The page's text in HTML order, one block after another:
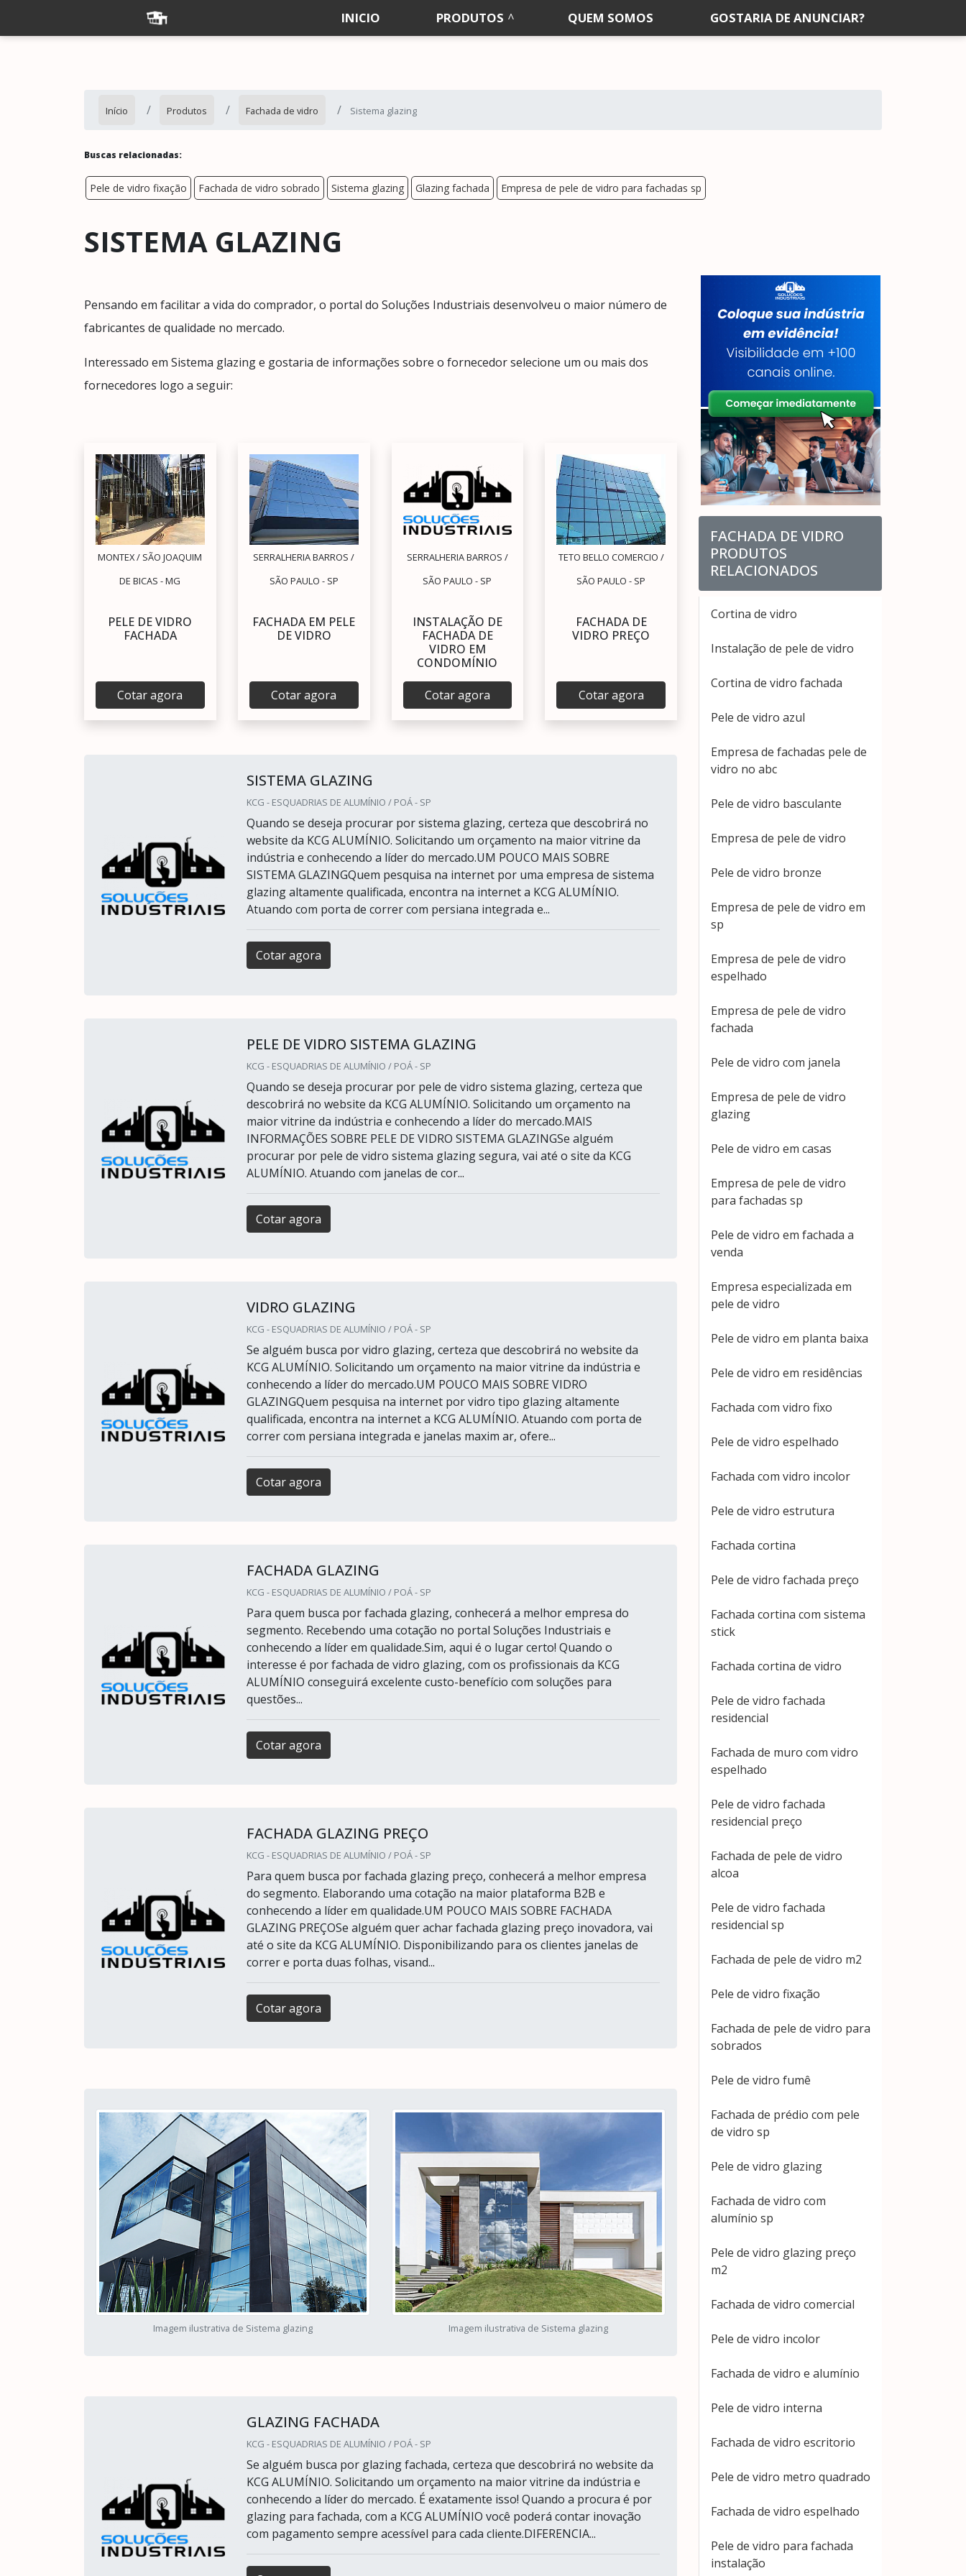
INICIO PRODUTOS QUEM SOMOS GOSTARIA DE ANUNCIAR?
Início Produtos Fachada de vidro Sistema glazing
Buscas relacionadas:
Pele de vidro fixação Fachada de vidro sobrado Sistema glazing Glazing fachada Empresa de pele de vidro para fachadas sp
SISTEMA GLAZING
Pensando em facilitar a vida do comprador, o portal do Soluções Industriais desenvolveu o maior número de
fabricantes de qualidade no mercado.
Interessado em Sistema glazing e gostaria de informações sobre o fornecedor selecione um ou mais dos
fornecedores logo a seguir:
MONTEX / SÃO JOAQUIM
DE BICAS - MG
PELE DE VIDRO
FACHADA
Cotar agora
SERRALHERIA BARROS /
SÃO PAULO - SP
FACHADA EM PELE
DE VIDRO
Cotar agora
SERRALHERIA BARROS /
SÃO PAULO - SP
INSTALAÇÃO DE
FACHADA DE
VIDRO EM
CONDOMÍNIO
Cotar agora
TETO BELLO COMERCIO /
SÃO PAULO - SP
FACHADA DE
VIDRO PREÇO
Cotar agora
SISTEMA GLAZING
KCG - ESQUADRIAS DE ALUMÍNIO / POÁ - SP
Quando se deseja procurar por sistema glazing, certeza que descobrirá no
website da KCG ALUMÍNIO. Solicitando um orçamento na maior vitrine da
indústria e conhecendo a líder do mercado.UM POUCO MAIS SOBRE
SISTEMA GLAZINGQuem pesquisa na internet por uma empresa de sistema
glazing altamente qualificada, encontra na internet a KCG ALUMÍNIO.
Atuando com porta de correr com persiana integrada e...
Cotar agora
PELE DE VIDRO SISTEMA GLAZING
KCG - ESQUADRIAS DE ALUMÍNIO / POÁ - SP
Quando se deseja procurar por pele de vidro sistema glazing, certeza que
descobrirá no website da KCG ALUMÍNIO. Solicitando um orçamento na
maior vitrine da indústria e conhecendo a líder do mercado.MAIS
INFORMAÇÕES SOBRE PELE DE VIDRO SISTEMA GLAZINGSe alguém
procurar por pele de vidro sistema glazing segura, vai até o site da KCG
ALUMÍNIO. Atuando com janelas de cor...
Cotar agora
VIDRO GLAZING
KCG - ESQUADRIAS DE ALUMÍNIO / POÁ - SP
Se alguém busca por vidro glazing, certeza que descobrirá no website da
KCG ALUMÍNIO. Solicitando um orçamento na maior vitrine da indústria e
conhecendo a líder do mercado.UM POUCO MAIS SOBRE VIDRO
GLAZINGQuem pesquisa na internet por vidro tipo glazing altamente
qualificada, encontra na internet a KCG ALUMÍNIO. Atuando com porta de
correr com persiana integrada e janelas maxim ar, ofere...
Cotar agora
FACHADA GLAZING
KCG - ESQUADRIAS DE ALUMÍNIO / POÁ - SP
Para quem busca por fachada glazing, conhecerá a melhor empresa do
segmento. Recebendo uma cotação no portal Soluções Industriais e
conhecendo a líder em qualidade.Sim, aqui é o lugar certo! Quando o
interesse é por fachada de vidro glazing, com os profissionais da KCG
ALUMÍNIO conseguirá excelente custo-benefício com soluções para
questões...
Cotar agora
FACHADA GLAZING PREÇO
KCG - ESQUADRIAS DE ALUMÍNIO / POÁ - SP
Para quem busca por fachada glazing preço, conhecerá a melhor empresa
do segmento. Elaborando uma cotação na maior plataforma B2B e
conhecendo a líder em qualidade.UM POUCO MAIS SOBRE FACHADA
GLAZING PREÇOSe alguém quer achar fachada glazing preço inovadora, vai
até o site da KCG ALUMÍNIO. Disponibilizando para os clientes janelas de
correr e porta duas folhas, visand...
Cotar agora
Imagem ilustrativa de Sistema glazing Imagem ilustrativa de Sistema glazing
GLAZING FACHADA
KCG - ESQUADRIAS DE ALUMÍNIO / POÁ - SP
Se alguém busca por glazing fachada, certeza que descobrirá no website da
KCG ALUMÍNIO. Solicitando um orçamento na maior vitrine da indústria e
conhecendo a líder do mercado. É exatamente isso! Quando a procura é por
glazing para fachada, com a KCG ALUMÍNIO você poderá contar inovação
com pagamento sempre acessível para cada cliente.DIFERENCIA...
FACHADA DE VIDRO
PRODUTOS
RELACIONADOS
Cortina de vidro
Instalação de pele de vidro
Cortina de vidro fachada
Pele de vidro azul
Empresa de fachadas pele de
vidro no abc
Pele de vidro basculante
Empresa de pele de vidro
Pele de vidro bronze
Empresa de pele de vidro em
sp
Empresa de pele de vidro
espelhado
Empresa de pele de vidro
fachada
Pele de vidro com janela
Empresa de pele de vidro
glazing
Pele de vidro em casas
Empresa de pele de vidro
para fachadas sp
Pele de vidro em fachada a
venda
Empresa especializada em
pele de vidro
Pele de vidro em planta baixa
Pele de vidro em residências
Fachada com vidro fixo
Pele de vidro espelhado
Fachada com vidro incolor
Pele de vidro estrutura
Fachada cortina
Pele de vidro fachada preço
Fachada cortina com sistema
stick
Fachada cortina de vidro
Pele de vidro fachada
residencial
Fachada de muro com vidro
espelhado
Pele de vidro fachada
residencial preço
Fachada de pele de vidro
alcoa
Pele de vidro fachada
residencial sp
Fachada de pele de vidro m2
Pele de vidro fixação
Fachada de pele de vidro para
sobrados
Pele de vidro fumê
Fachada de prédio com pele
de vidro sp
Pele de vidro glazing
Fachada de vidro com
alumínio sp
Pele de vidro glazing preço
m2
Fachada de vidro comercial
Pele de vidro incolor
Fachada de vidro e alumínio
Pele de vidro interna
Fachada de vidro escritorio
Pele de vidro metro quadrado
Fachada de vidro espelhado
Pele de vidro para fachada
instalação